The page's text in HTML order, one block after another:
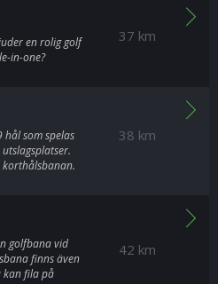
37 km
en rolig golf
in-one?
38 km
hål som spelas
korthålsbanan.
42 km
golfbana vid
finns även
kan fila på